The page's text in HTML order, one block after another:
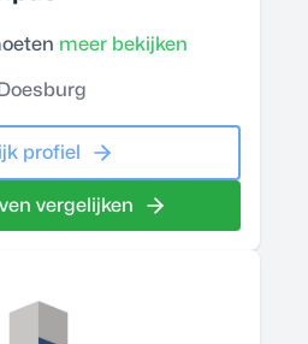
meer bekijken
profiel
vergelijken